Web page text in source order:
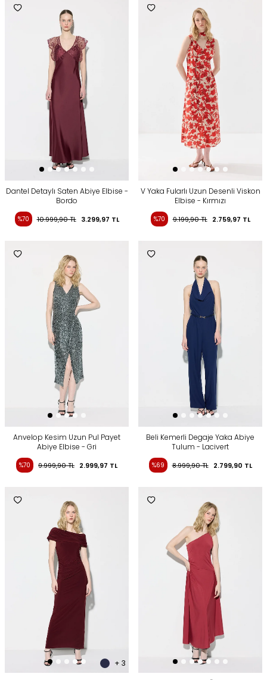
Dantel Detaylı Saten Abiye Elbise -
Bordo
%70 10.999,90TL 3.299,97 TL
V Yaka Fularlı Uzun Desenli Viskon
Elbise - Kırmızı
%70 9.199,90TL 2.759,97 TL
Anvelop Kesim Uzun Pul Payet
Abiye Elbise - Gri
%70 9.999,90TL 2.999,97 TL
Beli Kemerli Degaje Yaka Abiye
Tulum - Lacivert
%69 8.999,90TL 2.799,90 TL
+ 3